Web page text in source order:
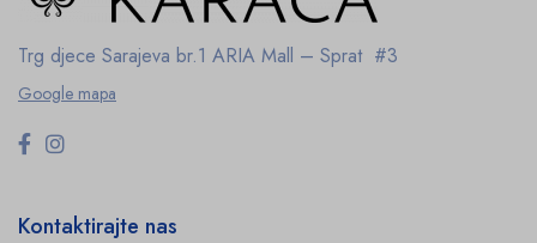
Trg djece Sarajeva br.1 ARIA Mall – Sprat #3
Google mapa
Kontaktirajte nas